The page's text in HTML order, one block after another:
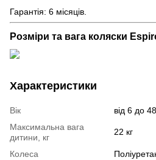
Гарантія: 6 місяців.
Розміри та вага коляски
Характеристики
Вік
від 6 до
Максимальна вага
дитини, кг
22 кг
Колеса